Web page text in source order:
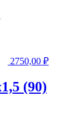
2750,00 ₽
(90)